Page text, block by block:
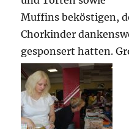
Muffins beköstigen,
Chorkinder
gesponsert hatten.